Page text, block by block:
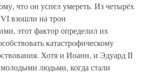
что он успел умереть. Из четырёх
взошли на трон
этот фактор определил их
катастрофическому
Хотя и Иоанн, и Эдуард II
людьми, когда стали